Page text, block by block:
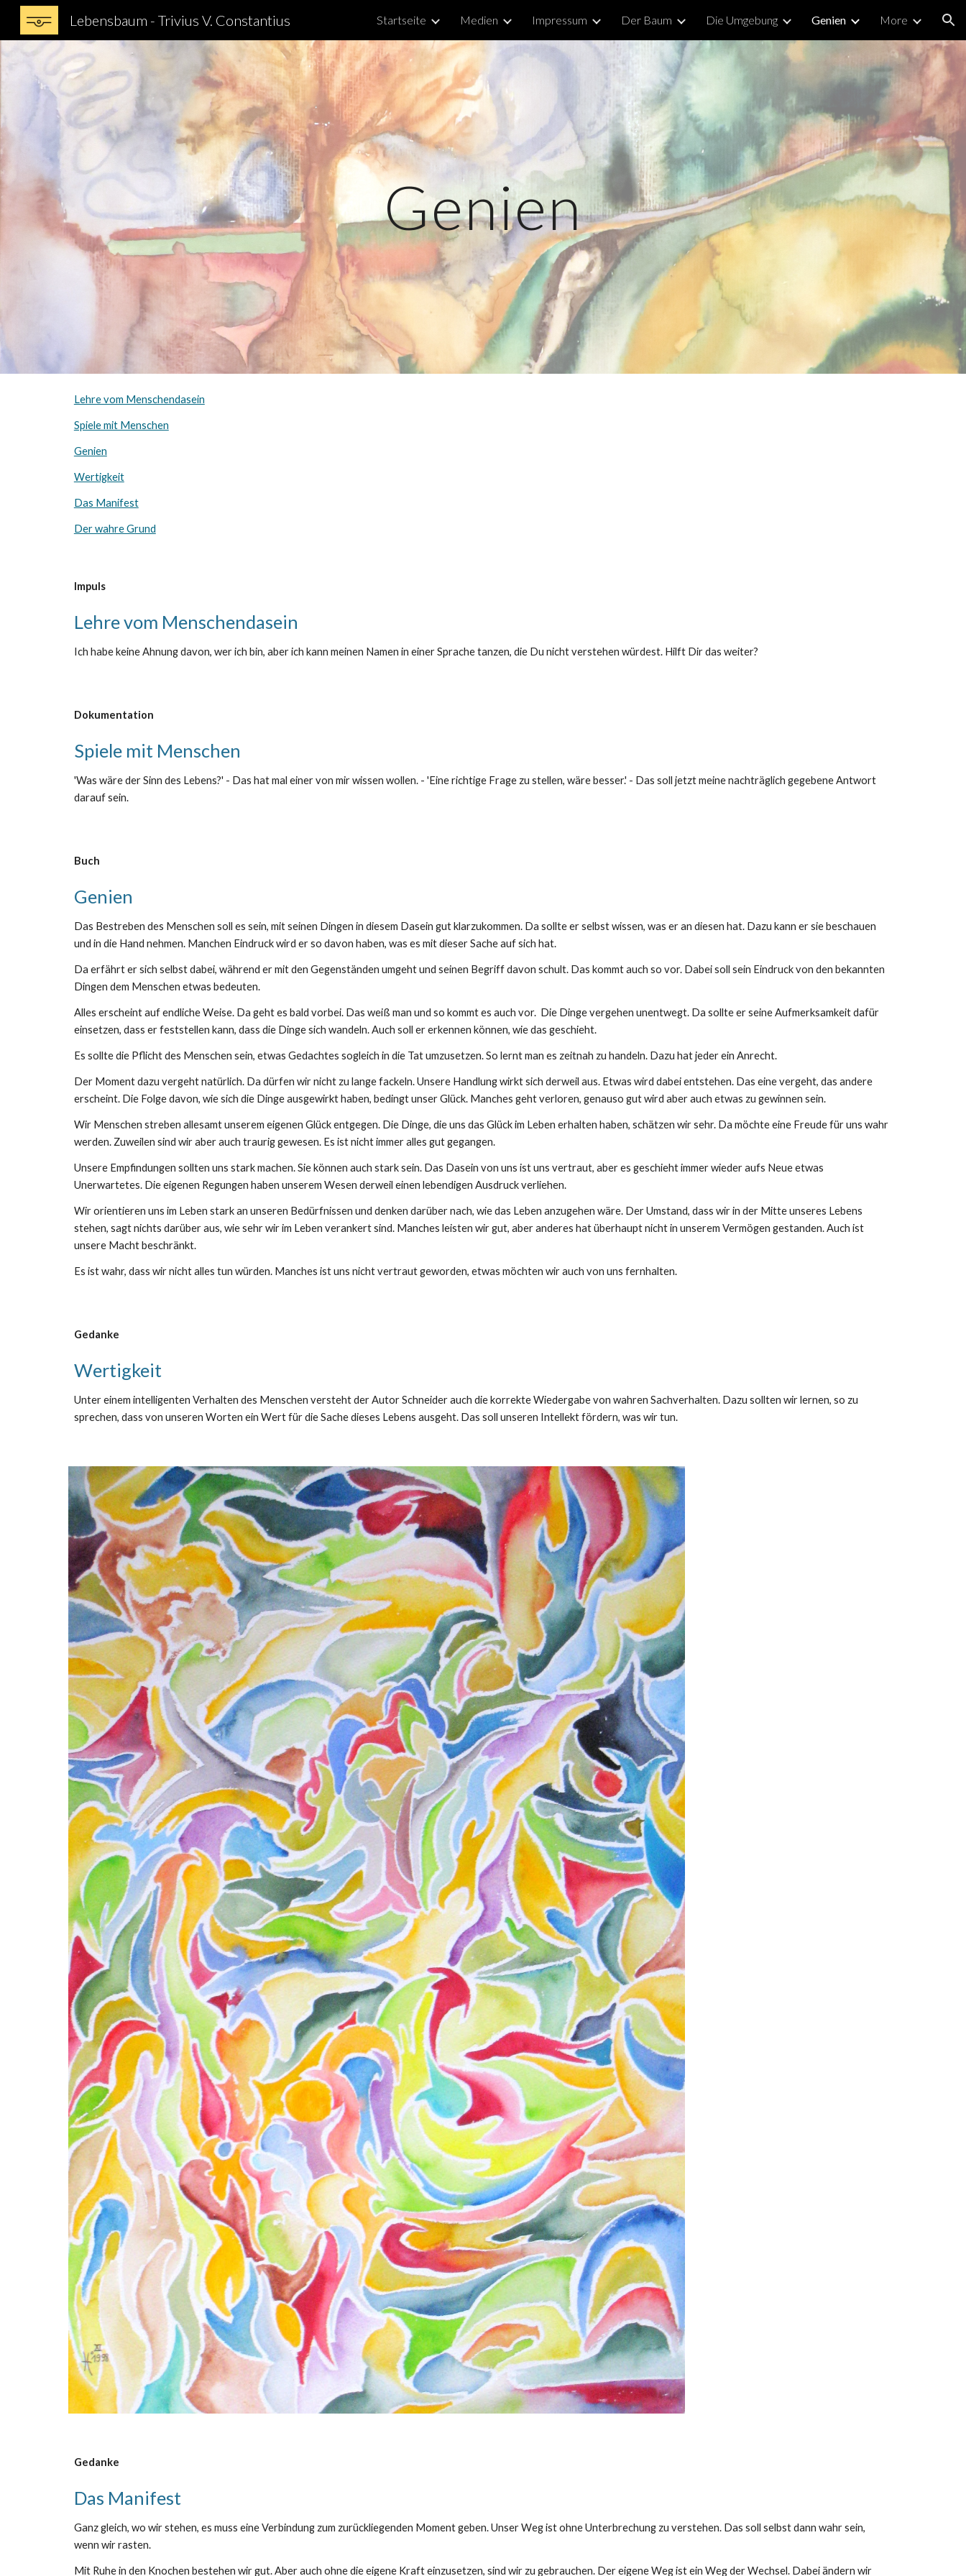
Skip to main content Skip to navigation
Lebensbaum - Trivius V. Constantius Startseite Medien Impressum Der Baum Die Umgebung Genien More
Genien
Lehre vom Menschendasein
Spiele mit Menschen
Genien
Wertigkeit
Das Manifest
Der wahre Grund
Impuls
Lehre vom Menschendasein
Ich habe keine Ahnung davon, wer ich bin, aber ich kann meinen Namen in einer Sprache tanzen, die Du nicht verstehen würdest. Hilft Dir das weiter?
Dokumentation
Spiele mit Menschen
'Was wäre der Sinn des Lebens?' - Das hat mal einer von mir wissen wollen. - 'Eine richtige Frage zu stellen, wäre besser.' - Das soll jetzt meine nachträglich gegebene Antwort
darauf sein.
Buch
Genien
Das Bestreben des Menschen soll es sein, mit seinen Dingen in diesem Dasein gut klarzukommen. Da sollte er selbst wissen, was er an diesen hat. Dazu kann er sie beschauen
und in die Hand nehmen. Manchen Eindruck wird er so davon haben, was es mit dieser Sache auf sich hat.
Da erfährt er sich selbst dabei, während er mit den Gegenständen umgeht und seinen Begriff davon schult. Das kommt auch so vor. Dabei soll sein Eindruck von den bekannten
Dingen dem Menschen etwas bedeuten.
Alles erscheint auf endliche Weise. Da geht es bald vorbei. Das weiß man und so kommt es auch vor. Die Dinge vergehen unentwegt. Da sollte er seine Aufmerksamkeit dafür
einsetzen, dass er feststellen kann, dass die Dinge sich wandeln. Auch soll er erkennen können, wie das geschieht.
Es sollte die Pflicht des Menschen sein, etwas Gedachtes sogleich in die Tat umzusetzen. So lernt man es zeitnah zu handeln. Dazu hat jeder ein Anrecht.
Der Moment dazu vergeht natürlich. Da dürfen wir nicht zu lange fackeln. Unsere Handlung wirkt sich derweil aus. Etwas wird dabei entstehen. Das eine vergeht, das andere
erscheint. Die Folge davon, wie sich die Dinge ausgewirkt haben, bedingt unser Glück. Manches geht verloren, genauso gut wird aber auch etwas zu gewinnen sein.
Wir Menschen streben allesamt unserem eigenen Glück entgegen. Die Dinge, die uns das Glück im Leben erhalten haben, schätzen wir sehr. Da möchte eine Freude für uns wahr
werden. Zuweilen sind wir aber auch traurig gewesen. Es ist nicht immer alles gut gegangen.
Unsere Empfindungen sollten uns stark machen. Sie können auch stark sein. Das Dasein von uns ist uns vertraut, aber es geschieht immer wieder aufs Neue etwas
Unerwartetes. Die eigenen Regungen haben unserem Wesen derweil einen lebendigen Ausdruck verliehen.
Wir orientieren uns im Leben stark an unseren Bedürfnissen und denken darüber nach, wie das Leben anzugehen wäre. Der Umstand, dass wir in der Mitte unseres Lebens
stehen, sagt nichts darüber aus, wie sehr wir im Leben verankert sind. Manches leisten wir gut, aber anderes hat überhaupt nicht in unserem Vermögen gestanden. Auch ist
unsere Macht beschränkt.
Es ist wahr, dass wir nicht alles tun würden. Manches ist uns nicht vertraut geworden, etwas möchten wir auch von uns fernhalten.
Gedanke
Wertigkeit
Unter einem intelligenten Verhalten des Menschen versteht der Autor Schneider auch die korrekte Wiedergabe von wahren Sachverhalten. Dazu sollten wir lernen, so zu
sprechen, dass von unseren Worten ein Wert für die Sache dieses Lebens ausgeht. Das soll unseren Intellekt fördern, was wir tun.
Gedanke
Das Manifest
Ganz gleich, wo wir stehen, es muss eine Verbindung zum zurückliegenden Moment geben. Unser Weg ist ohne Unterbrechung zu verstehen. Das soll selbst dann wahr sein,
wenn wir rasten.
Mit Ruhe in den Knochen bestehen wir gut. Aber auch ohne die eigene Kraft einzusetzen, sind wir zu gebrauchen. Der eigene Weg ist ein Weg der Wechsel. Dabei ändern wir